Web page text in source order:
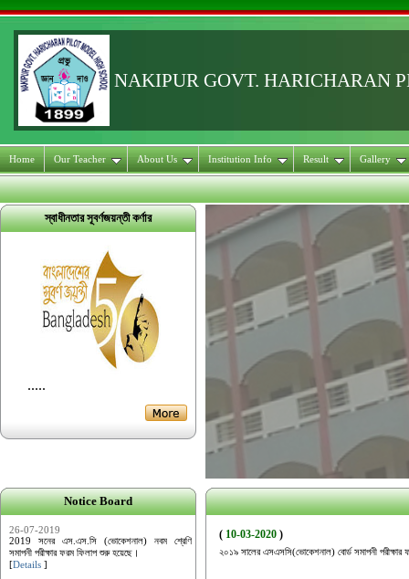
NAKIPUR GOVT. HARICHARAN
Home Our Teacher About Us Institution Info Result Gallery
স্বাধীনতার সূবর্ণজয়ন্তী কর্ণার
.....
Notice Board
26-07-2019
2019 সনের এস.এস.সি (ভোকেশনাল) নবম শ্রেণি
সমাপনী পরীক্ষার ফরম ফিলাপ শুরু হয়েছে।
[Details ]
( 10-03-2020 )
২০১৯ সালের এসএসসি(ভোকেশনাল) বোর্ড সমাপনী পরীক্ষার